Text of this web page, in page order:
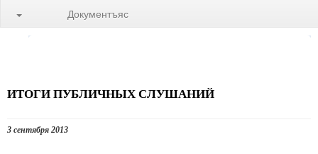
Документъяс
ИТОГИ ПУБЛИЧНЫХ СЛУШАНИЙ
3 сентября 2013